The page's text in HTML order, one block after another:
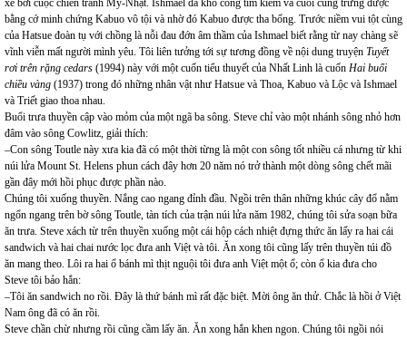
xé bởi cuộc chiến tranh Mỹ-Nhật. Ishmael đã khổ công tìm kiếm và cuối cùng trưng được
bằng cớ minh chứng Kabuo vô tội và nhờ đó Kabuo được tha bổng. Trước niềm vui tột cùng
của Hatsue đoàn tụ với chồng là nỗi đau đớn âm thầm của Ishmael biết rằng từ nay chàng sẽ
vĩnh viễn mất người mình yêu. Tôi liên tưởng tới sự tương đồng về nội dung truyện Tuyết
rơi trên rặng cedars (1994) này với một cuốn tiểu thuyết của Nhất Linh là cuốn Hai buổi
chiều vàng (1937) trong đó những nhân vật như Hatsue và Thoa, Kabuo và Lộc và Ishmael
và Triết giao thoa nhau.
Buổi trưa thuyền cập vào mỏm của một ngã ba sông. Steve chỉ vào một nhánh sông nhỏ hơn
đâm vào sông Cowlitz, giải thích:
–Con sông Toutle này xưa kia đã có một thời từng là một con sông tốt nhiều cá nhưng từ khi
núi lửa Mount St. Helens phun cách đây hơn 20 năm nó trở thành một dòng sông chết mãi
gần đây mới hồi phục được phần nào.
Chúng tôi xuống thuyền. Nắng cao ngang đỉnh đầu. Ngồi trên thân những khúc cây đổ nằm
ngổn ngang trên bờ sông Toutle, tàn tích của trận núi lửa năm 1982, chúng tôi sửa soạn bữa
ăn trưa. Steve xách từ trên thuyền xuống một cái hộp cách nhiệt đựng thức ăn lấy ra hai cái
sandwich và hai chai nước lọc đưa anh Việt và tôi. Ăn xong tôi cũng lấy trên thuyền túi đồ
ăn mang theo. Lôi ra hai ổ bánh mì thịt nguội tôi đưa anh Việt một ổ; còn ổ kia đưa cho
Steve tôi bảo hắn:
–Tôi ăn sandwich no rồi. Đây là thứ bánh mì rất đặc biệt. Mời ông ăn thử. Chắc là hồi ở Việt
Nam ông đã có ăn rồi.
Steve chần chừ nhưng rồi cũng cầm lấy ăn. Ăn xong hắn khen ngon. Chúng tôi ngồi nói